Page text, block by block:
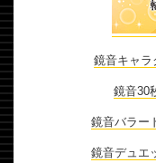
鏡音キャラ
鏡音30
鏡音バラー
鏡音デュエ